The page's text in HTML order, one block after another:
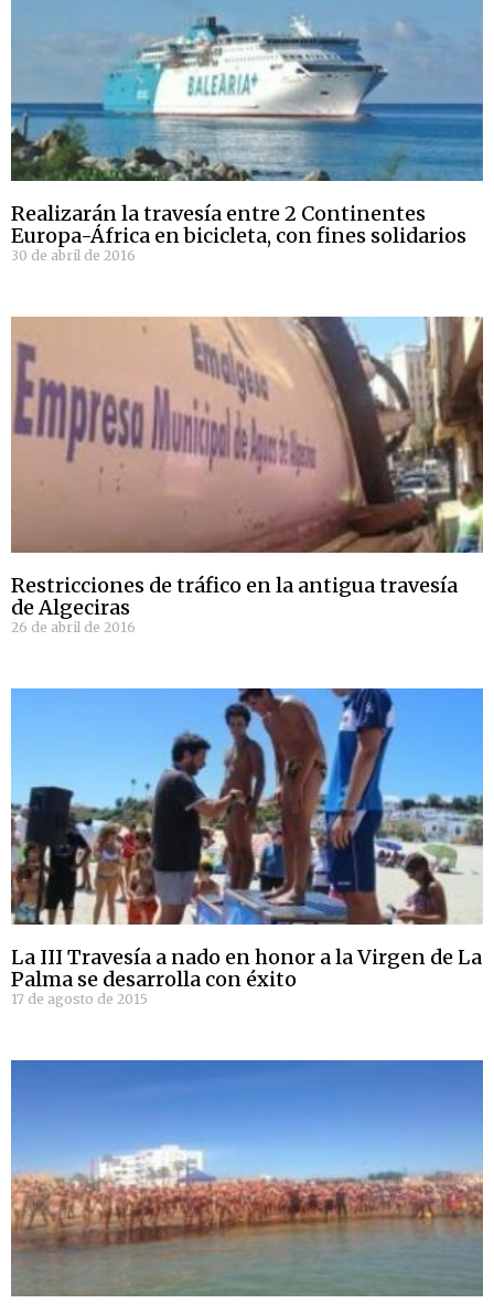
Realizarán la travesía entre 2 Continentes
Europa-África en bicicleta, con fines solidarios
30 de abril de 2016
Restricciones de tráfico en la antigua travesía
de Algeciras
26 de abril de 2016
La III Travesía a nado en honor a la Virgen de La
Palma se desarrolla con éxito
17 de agosto de 2015